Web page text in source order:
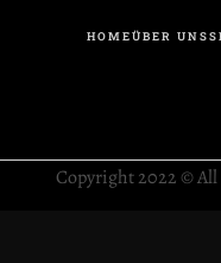
HOMEÜBER UNS
Copyright 2022 © All